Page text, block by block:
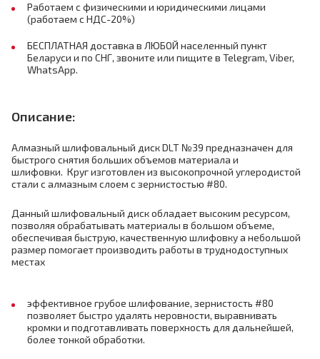
Работаем с физическими и юридическими лицами
(работаем с НДС-20%)
БЕСПЛАТНАЯ доставка в ЛЮБОЙ населенный пункт
Беларуси и по СНГ, звоните или пищите в Telegram, Viber,
WhatsApp.
Описание:
Алмазный шлифовальный диск DLT №39 предназначен для
быстрого снятия больших объемов материала и
шлифовки. Круг изготовлен из высокопрочной углеродистой
стали с алмазным слоем с зернистостью #80.
Данный шлифовальный диск обладает высоким ресурсом,
позволяя обрабатывать материалы в большом объеме,
обеспечивая быструю, качественную шлифовку а небольшой
размер помогает производить работы в труднодоступных
местах
эффективное грубое шлифование, зернистость #80
позволяет быстро удалять неровности, выравнивать
кромки и подготавливать поверхность для дальнейшей,
более тонкой обработки.